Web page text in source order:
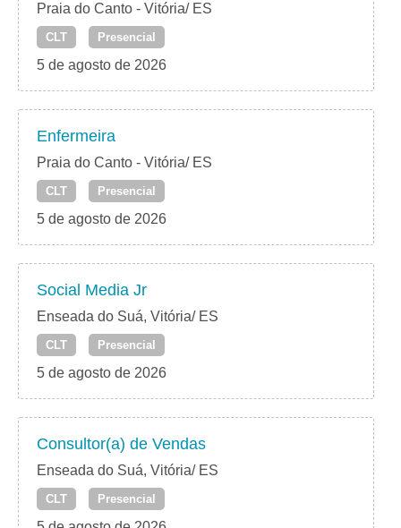
Praia do Canto - Vitória/ ES
CLT Presencial
5 de agosto de 2026
Enfermeira
Praia do Canto - Vitória/ ES
CLT Presencial
5 de agosto de 2026
Social Media Jr
Enseada do Suá, Vitória/ ES
CLT Presencial
5 de agosto de 2026
Consultor(a) de Vendas
Enseada do Suá, Vitória/ ES
CLT Presencial